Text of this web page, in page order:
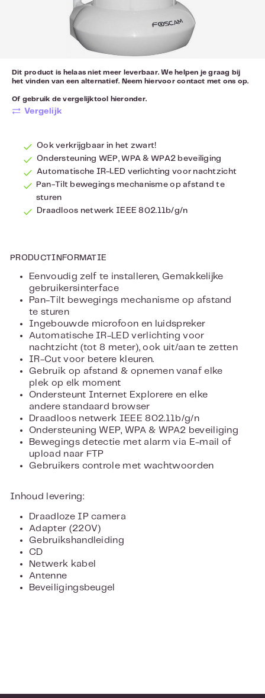
Dit product is helaas niet meer leverbaar. We helpen je graag bij
het vinden van een alternatief. Neem hiervoorcontact met ons op.
Of gebruik de vergelijktool hieronder.
Vergelijk
Ook verkrijgbaar in het zwart!
Ondersteuning WEP, WPA & WPA2 beveiliging
Automatische IR-LED verlichting voor nachtzicht
Pan-Tilt bewegings mechanisme op afstand te
sturen
Draadloos netwerk IEEE 802.11b/g/n
PRODUCTINFORMATIE
Eenvoudig zelf te installeren, Gemakkelijke
gebruikersinterface
Pan-Tilt bewegings mechanisme op afstand
te sturen
Ingebouwde microfoon en luidspreker
Automatische IR-LED verlichting voor
nachtzicht (tot 8 meter), ook uit/aan te zetten
IR-Cut voor betere kleuren.
Gebruik op afstand & opnemen vanaf elke
plek op elk moment
Ondersteunt Internet Explorere en elke
andere standaard browser
Draadloos netwerk IEEE 802.11b/g/n
Ondersteuning WEP, WPA & WPA2 beveiliging
Bewegings detectie met alarm via E-mail of
upload naar FTP
Gebruikers controle met wachtwoorden
Inhoud levering:
Draadloze IP camera
Adapter (220V)
Gebruikshandleiding
CD
Netwerk kabel
Antenne
Beveiligingsbeugel